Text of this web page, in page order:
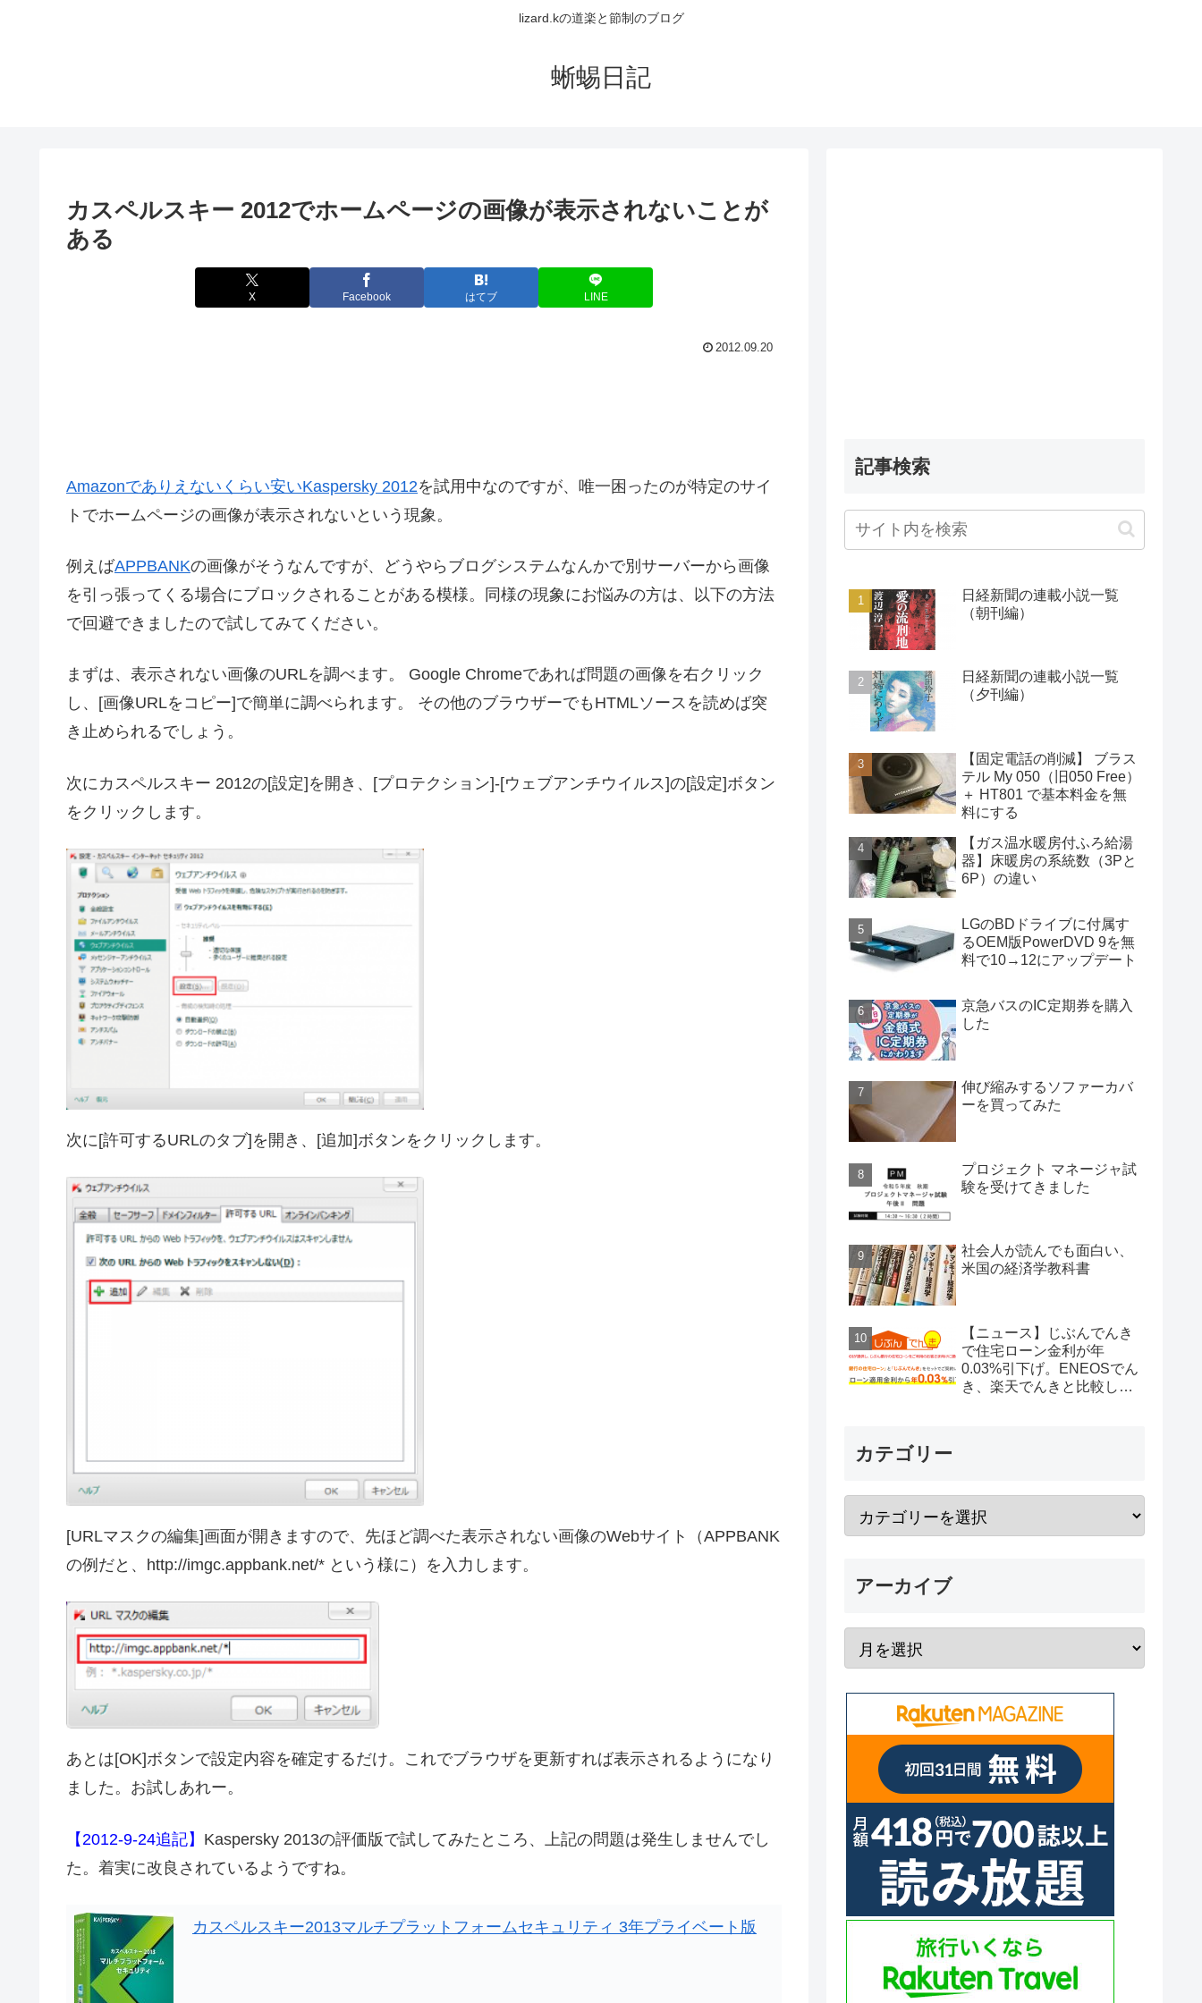
lizard.kの道楽と節制のブログ
蜥蜴日記
カスペルスキー 2012でホームページの画像が表示されないことが
ある
X Facebook はてブ LINE
2012.09.20
Amazonでありえないくらい安いKaspersky 2012を試用中なのですが、唯一困ったのが特定のサイ
トでホームページの画像が表示されないという現象。
例えばAPPBANKの画像がそうなんですが、どうやらブログシステムなんかで別サーバーから画像
を引っ張ってくる場合にブロックされることがある模様。同様の現象にお悩みの方は、以下の方法
で回避できましたので試してみてください。
まずは、表示されない画像のURLを調べます。 Google Chromeであれば問題の画像を右クリック
し、[画像URLをコピー]で簡単に調べられます。 その他のブラウザーでもHTMLソースを読めば突
き止められるでしょう。
次にカスペルスキー 2012の[設定]を開き、[プロテクション]-[ウェブアンチウイルス]の[設定]ボタン
をクリックします。
次に[許可するURLのタブ]を開き、[追加]ボタンをクリックします。
[URLマスクの編集]画面が開きますので、先ほど調べた表示されない画像のWebサイト（APPBANK
の例だと、http://imgc.appbank.net/* という様に）を入力します。
あとは[OK]ボタンで設定内容を確定するだけ。これでブラウザを更新すれば表示されるようになり
ました。お試しあれー。
【2012-9-24追記】 Kaspersky 2013の評価版で試してみたところ、上記の問題は発生しませんでし
た。着実に改良されているようですね。
カスペルスキー2013マルチプラットフォームセキュリティ 3年プライベート版
記事検索
日経新聞の連載小説一覧
（朝刊編）
日経新聞の連載小説一覧
（夕刊編）
【固定電話の削減】 ブラス
テル My 050（旧050 Free）
＋ HT801 で基本料金を無
料にする
【ガス温水暖房付ふろ給湯
器】床暖房の系統数（3Pと
6P）の違い
LGのBDドライブに付属す
るOEM版PowerDVD 9を無
料で10→12にアップデート
京急バスのIC定期券を購入
した
伸び縮みするソファーカバ
ーを買ってみた
プロジェクト マネージャ試
験を受けてきました
社会人が読んでも面白い、
米国の経済学教科書
【ニュース】じぶんでんき
で住宅ローン金利が年
0.03%引下げ。ENEOSでん
き、楽天でんきと比較して
カテゴリー
アーカイブ